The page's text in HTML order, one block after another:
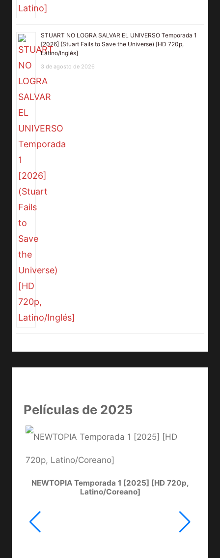
STUART NO LOGRA SALVAR EL UNIVERSO Temporada 1
[2026] (Stuart Fails to Save the Universe) [HD 720p,
Latino/Inglés]
3 de agosto de 2026
Películas de 2025
NEWTOPIA Temporada 1 [2025] [HD 720p,
Latino/Coreano]